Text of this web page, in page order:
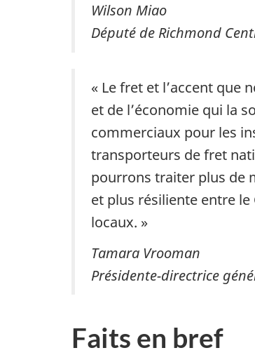
Wilson Miao
Député de Richmond
« Le fret et l’accent que
et de l’économie qui la
commerciaux pour les
transporteurs de fret
pourrons traiter plus de
et plus résiliente entre
locaux. »
Tamara Vrooman
Présidente-directrice
Faits en bref